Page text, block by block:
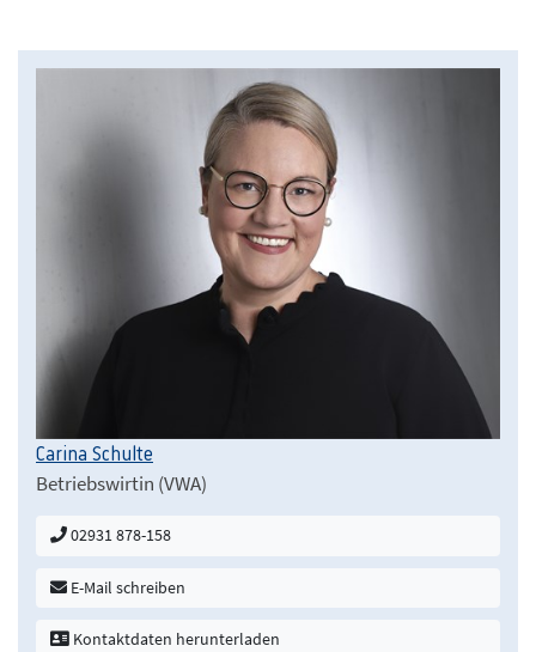
Carina Schulte
Betriebswirtin (VWA)
02931 878-158
E-Mail schreiben
Kontaktdaten herunterladen